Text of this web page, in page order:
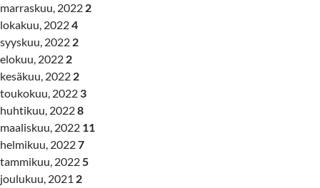
marraskuu, 2022 2
lokakuu, 20224
syyskuu, 2022 2
elokuu, 2022 2
kesäkuu, 2022 2
toukokuu, 2022 3
huhtikuu, 20228
maaliskuu, 2022 11
helmikuu, 20227
tammikuu, 20225
joulukuu, 2021 2